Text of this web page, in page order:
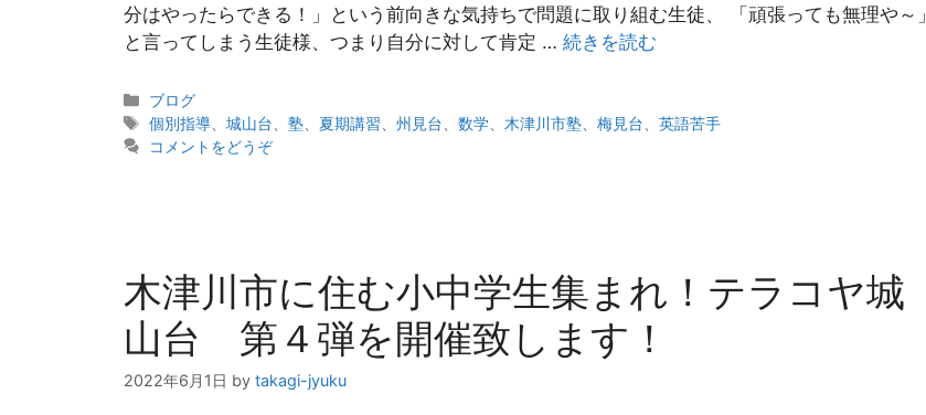
分はやったらできる！」という前向きな気持ちで問題に取り組む生徒、 「頑張っても無理や～」
と言ってしまう生徒様、つまり自分に対して肯定 … 続きを読む
カ
テ
ゴ
ブログ
タ
グ
個別指導 、城山台 、塾 夏期講習 、州見台 、数学 木津川市塾 、梅見台 、英語苦手
コメントをどうぞ
木津川市に住む小中学生集まれ！テラコヤ城
山台 第４弾を開催致します！
2022年6月1日 by takagi-jyuku